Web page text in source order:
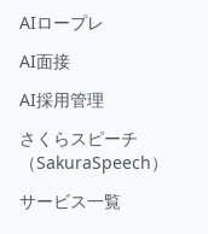
AIロープレ
AI面接
AI採用管理
さくらスピーチ
（SakuraSpeech）
サービス一覧